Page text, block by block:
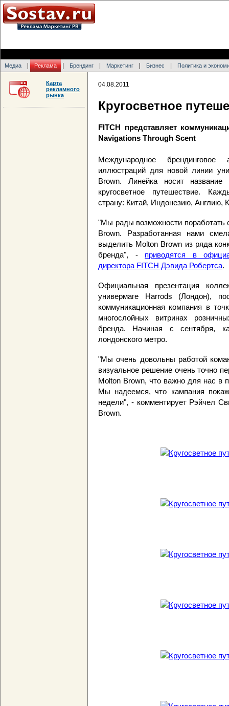
Медиа Реклама Брендинг Маркетинг Бизнес Политика и
04.08.2011
Кругосветное
FITCH представляет
Navigations Through Scent
Международное
иллюстраций для новой линии
Brown. Линейка носит
кругосветное путешествие.
страну: Китай, Индонезию, Англию,
"Мы рады возможности поработать
Brown. Разработанная нами
выделить Molton Brown из ряда
бренда", - приводятся в
директора FITCH Дэвида Робертса.
Официальная презентация
универмаге Harrods (Лондон),
коммуникационная компания в
многослойных витринах
бренда. Начиная с сентября,
лондонского метро.
"Мы очень довольны работой
визуальное решение очень точно
Molton Brown, что важно для нас в
Мы надеемся, что кампания
недели", - комментирует Рэйчел
Brown.
Карта
рекламного
рынка